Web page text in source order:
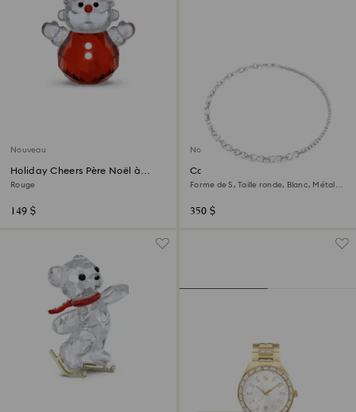
Nouveau
Holiday Cheers Père Noël à
bascule
Rouge
149 $
Nouveau
Collier Matrix
Forme de S, Taille ronde, Blanc, Métal
350 $